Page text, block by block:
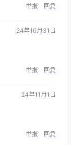
举报 回复
24年10月31日
举报 回复
24年11月1日
举报 回复